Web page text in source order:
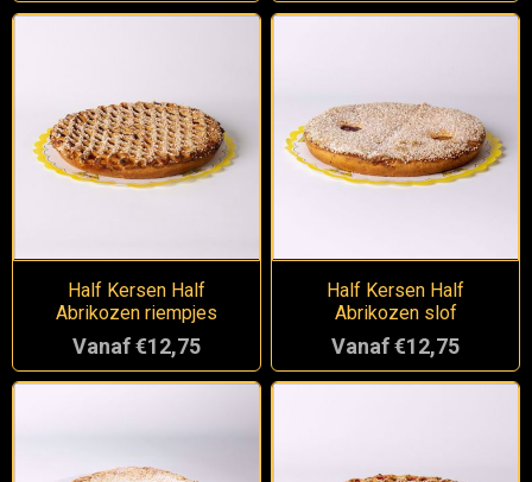
Half Kersen Half
Abrikozen riempjes
Vanaf €12,75
Half Kersen Half
Abrikozen slof
Vanaf €12,75